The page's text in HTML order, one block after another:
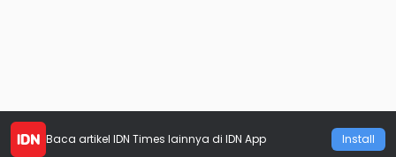
Baca artikel IDN Times lainnya di IDN App Install